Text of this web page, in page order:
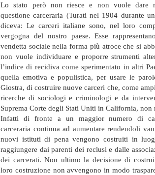
Lo stato però non riesce e non vuole dare
questione carceraria (Turati nel 1904 durante
diceva: Le carceri italiane sono, nel loro
vergogna del nostro paese. Esse
vendetta sociale nella forma più atroce che si
non vuole individuare e proporre strumenti
l’indice di recidiva come sperimentato in altri
quella emotiva e populistica, per usare le
Giostra, di costruire nuove carceri che, come
ricerche di sociologi e criminologi e da
Suprema Corte degli Stati Uniti in California,
Infatti di fronte a un maggior numero di
carceraria continua ad aumentare rendendoli
nuovi istituti di pena vengono costruiti in
raggiungere dai parenti dei reclusi e dalle
dei carcerati. Non ultimo la decisione di
loro costruzione non avvengono in modo